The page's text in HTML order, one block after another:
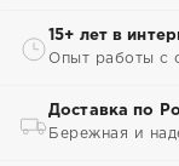
15+ лет в
Опыт работы с
Доставка по
Бережная и